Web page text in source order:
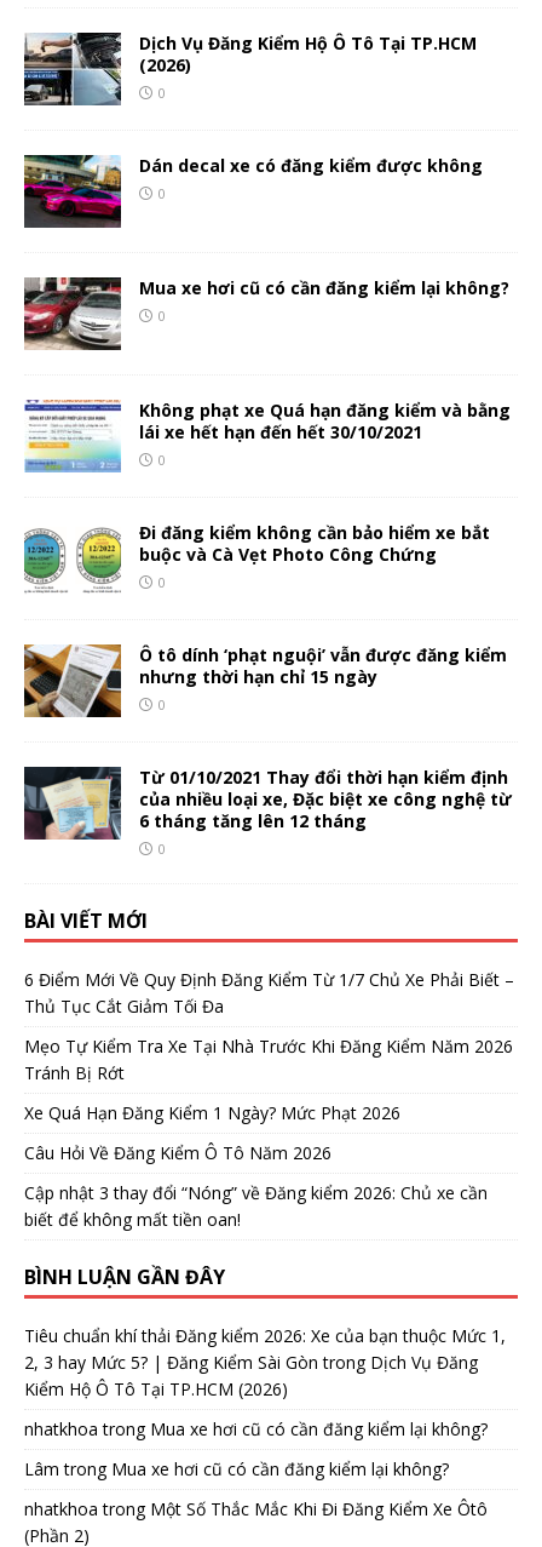
Dịch Vụ Đăng Kiểm Hộ Ô Tô Tại TP.HCM
(2026)
0
Dán decal xe có đăng kiểm được không
0
Mua xe hơi cũ có cần đăng kiểm lại không?
0
Không phạt xe Quá hạn đăng kiểm và bằng
lái xe hết hạn đến hết 30/10/2021
0
Đi đăng kiểm không cần bảo hiểm xe bắt
buộc và Cà Vẹt Photo Công Chứng
0
Ô tô dính ‘phạt nguội’ vẫn được đăng kiểm
nhưng thời hạn chỉ 15 ngày
0
Từ 01/10/2021 Thay đổi thời hạn kiểm định
của nhiều loại xe, Đặc biệt xe công nghệ từ
6 tháng tăng lên 12 tháng
0
BÀI VIẾT MỚI
6 Điểm Mới Về Quy Định Đăng Kiểm Từ 1/7 Chủ Xe Phải Biết –
Thủ Tục Cắt Giảm Tối Đa
Mẹo Tự Kiểm Tra Xe Tại Nhà Trước Khi Đăng Kiểm Năm 2026
Tránh Bị Rớt
Xe Quá Hạn Đăng Kiểm 1 Ngày? Mức Phạt 2026
Câu Hỏi Về Đăng Kiểm Ô Tô Năm 2026
Cập nhật 3 thay đổi “Nóng” về Đăng kiểm 2026: Chủ xe cần
biết để không mất tiền oan!
BÌNH LUẬN GẦN ĐÂY
Tiêu chuẩn khí thải Đăng kiểm 2026: Xe của bạn thuộc Mức 1,
2, 3 hay Mức 5? | Đăng Kiểm Sài Gòn trong Dịch Vụ Đăng
Kiểm Hộ Ô Tô Tại TP.HCM (2026)
nhatkhoa trong Mua xe hơi cũ có cần đăng kiểm lại không?
Lâm trong Mua xe hơi cũ có cần đăng kiểm lại không?
nhatkhoa trong Một Số Thắc Mắc Khi Đi Đăng Kiểm Xe Ôtô
(Phần 2)